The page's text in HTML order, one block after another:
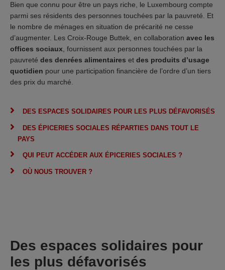
Bien que connu pour être un pays riche, le Luxembourg compte
parmi ses résidents des personnes touchées par la pauvreté. Et
le nombre de ménages en situation de précarité ne cesse
d’augmenter. Les Croix-Rouge Buttek, en collaboration avec les
offices sociaux , fournissent aux personnes touchées par la
pauvreté des denrées alimentaires et des produits d’usage
quotidien pour une participation financière de l’ordre d’un tiers
des prix du marché.
DES ESPACES SOLIDAIRES POUR LES PLUS DÉFAVORISÉS
DES ÉPICERIES SOCIALES RÉPARTIES DANS TOUT LE
PAYS
QUI PEUT ACCÉDER AUX ÉPICERIES SOCIALES ?
OÙ NOUS TROUVER ?
Des espaces solidaires pour
les plus défavorisés